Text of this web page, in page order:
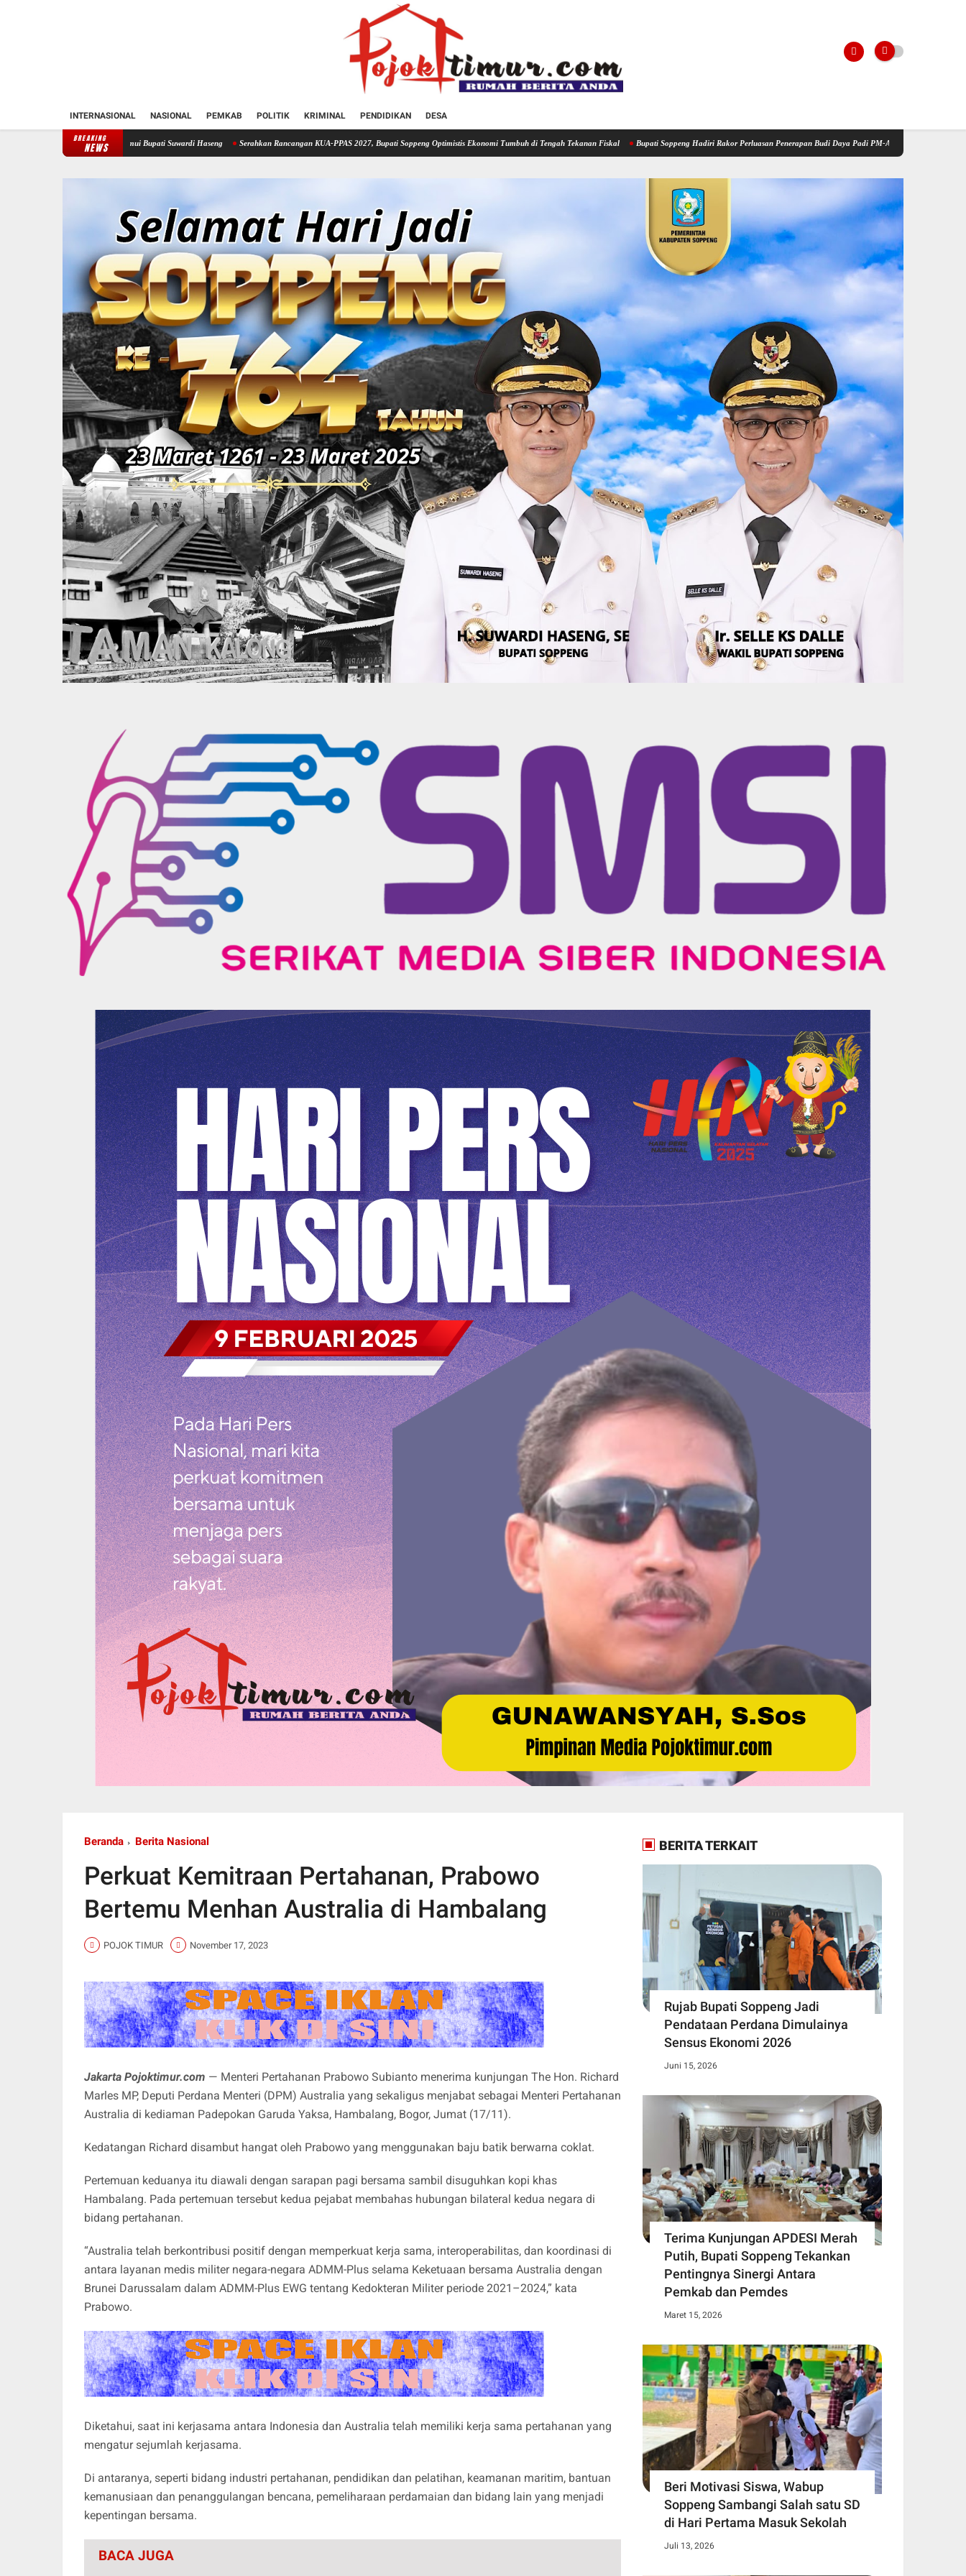
INTERNASIONAL NASIONAL PEMKAB POLITIK KRIMINAL PENDIDIKAN DESA
BREAKING
NEWS
Soppeng Temui Bupati Suwardi Haseng Serahkan Rancangan KUA-PPAS 2027, Bupati Soppeng Optimistis Ekonomi Tumbuh di Tengah Tekanan Fiskal Bupati Soppeng Hadiri Rakor Perluasan Penerapan Budi Daya Padi PM-AAS Kementerian Pertanian Gelar
Beranda Berita Nasional
Perkuat Kemitraan Pertahanan, Prabowo
Bertemu Menhan Australia di Hambalang
POJOK TIMUR November 17, 2023
Jakarta Pojoktimur.com — Menteri Pertahanan Prabowo Subianto menerima kunjungan The Hon. Richard
Marles MP, Deputi Perdana Menteri (DPM) Australia yang sekaligus menjabat sebagai Menteri Pertahanan
Australia di kediaman Padepokan Garuda Yaksa, Hambalang, Bogor, Jumat (17/11).
Kedatangan Richard disambut hangat oleh Prabowo yang menggunakan baju batik berwarna coklat.
Pertemuan keduanya itu diawali dengan sarapan pagi bersama sambil disuguhkan kopi khas
Hambalang. Pada pertemuan tersebut kedua pejabat membahas hubungan bilateral kedua negara di
bidang pertahanan.
“Australia telah berkontribusi positif dengan memperkuat kerja sama, interoperabilitas, dan koordinasi di
antara layanan medis militer negara-negara ADMM-Plus selama Keketuaan bersama Australia dengan
Brunei Darussalam dalam ADMM-Plus EWG tentang Kedokteran Militer periode 2021–2024,” kata
Prabowo.
Diketahui, saat ini kerjasama antara Indonesia dan Australia telah memiliki kerja sama pertahanan yang
mengatur sejumlah kerjasama.
Di antaranya, seperti bidang industri pertahanan, pendidikan dan pelatihan, keamanan maritim, bantuan
kemanusiaan dan penanggulangan bencana, pemeliharaan perdamaian dan bidang lain yang menjadi
kepentingan bersama.
BACA JUGA
BERITA TERKAIT
Rujab Bupati Soppeng Jadi
Pendataan Perdana Dimulainya
Sensus Ekonomi 2026
Juni 15, 2026
Terima Kunjungan APDESI Merah
Putih, Bupati Soppeng Tekankan
Pentingnya Sinergi Antara
Pemkab dan Pemdes
Maret 15, 2026
Beri Motivasi Siswa, Wabup
Soppeng Sambangi Salah satu SD
di Hari Pertama Masuk Sekolah
Juli 13, 2026